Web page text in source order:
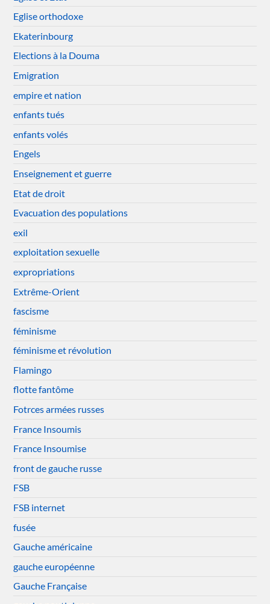
Eglise orthodoxe
Ekaterinbourg
Elections à la Douma
Emigration
empire et nation
enfants tués
enfants volés
Engels
Enseignement et guerre
Etat de droit
Evacuation des populations
exil
exploitation sexuelle
expropriations
Extrême-Orient
fascisme
féminisme
féminisme et révolution
Flamingo
flotte fantôme
Fotrces armées russes
France Insoumis
France Insoumise
front de gauche russe
FSB
FSB internet
fusée
Gauche américaine
gauche européenne
Gauche Française